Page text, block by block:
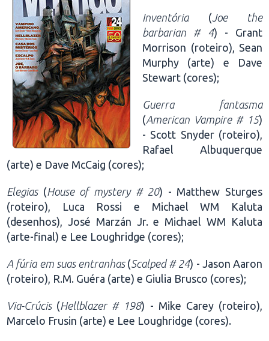
Inventória(Joe the
barbarian # 4) - Grant
Morrison (roteiro), Sean
Murphy (arte) e Dave
Stewart (cores);
Guerra fantasma
(American Vampire # 15)
- Scott Snyder (roteiro),
Rafael Albuquerque
(arte) e Dave McCaig (cores);
Elegias(House of mystery # 20) - Matthew Sturges
(roteiro), Luca Rossi e Michael WM Kaluta
(desenhos), José Marzán Jr. e Michael WM Kaluta
(arte-final) e Lee Loughridge (cores);
A fúria em suas entranhas(Scalped # 24) - Jason Aaron
(roteiro), R.M. Guéra (arte) e Giulia Brusco (cores);
Via-Crúcis(Hellblazer # 198) - Mike Carey (roteiro),
Marcelo Frusin (arte) e Lee Loughridge (cores).